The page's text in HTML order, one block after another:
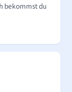
bekommst du